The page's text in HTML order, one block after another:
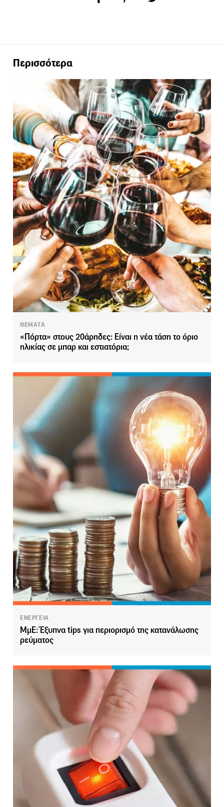
Περισσότερα
ΘΕΜΑΤΑ
«Πόρτα» στους 20άρηδες: Είναι η νέα τάση το όριο
ηλικίας σε μπαρ και εστιατόρια;
ΕΝΕΡΓΕΙΑ
ΜμΕ: Έξυπνα tips για περιορισμό της κατανάλωσης
ρεύματος